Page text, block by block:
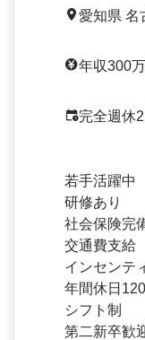
愛知県 名
年収300
完全週休2
若手活躍中
研修あり
社会保険完
交通費支給
インセンテ
年間休日
シフト制
第二新卒歓